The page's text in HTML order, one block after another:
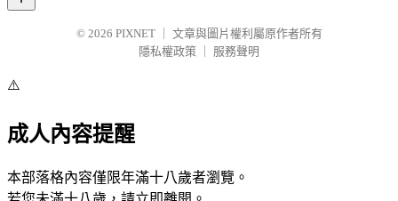
© 2026 PIXNET
文章與圖片權利屬原作者所有
隱私權政策
服務聲明
⚠️
成人內容提醒
本部落格內容僅限年滿十八歲者瀏覽。